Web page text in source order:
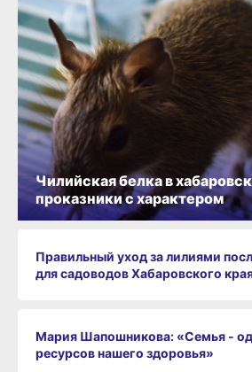
Правильный уход за лилиями
для садоводов Хабаровского
Мария Шапошникова: «Семья -
ресурсов нашего здоровья»
Чилийская белка в
проказники с характером